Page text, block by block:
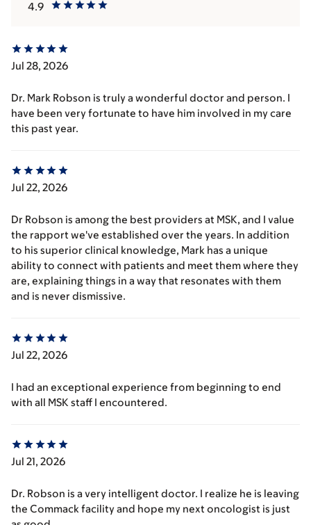
4.9
Jul 28, 2026
Dr. Mark Robson is truly a wonderful doctor and person. I
have been very fortunate to have him involved in my care
this past year.
Jul 22, 2026
Dr Robson is among the best providers at MSK, and I value
the rapport we've established over the years. In addition
to his superior clinical knowledge, Mark has a unique
ability to connect with patients and meet them where they
are, explaining things in a way that resonates with them
and is never dismissive.
Jul 22, 2026
I had an exceptional experience from beginning to end
with all MSK staff I encountered.
Jul 21, 2026
Dr. Robson is a very intelligent doctor. I realize he is leaving
the Commack facility and hope my next oncologist is just